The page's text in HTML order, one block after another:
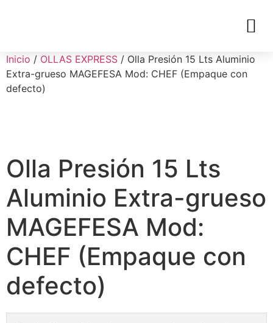
Inicio / OLLAS EXPRESS / Olla Presión 15 Lts Aluminio
Extra-grueso MAGEFESA Mod: CHEF (Empaque con
defecto)
Olla Presión 15 Lts
Aluminio Extra-grueso
MAGEFESA Mod:
CHEF (Empaque con
defecto)